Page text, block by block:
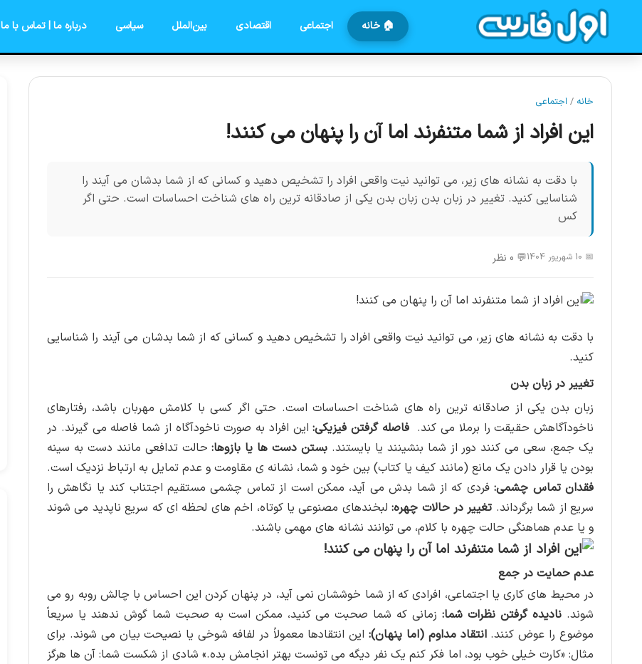
🏠 خانه اجتماعی اقتصادی بین‌الملل سیاسی درباره ما | تماس با ما
خانه / اجتماعی
این افراد از شما متنفرند اما آن را پنهان می کنند!
با دقت به نشانه های زیر، می توانید نیت واقعی افراد را تشخیص دهید و کسانی که از شما بدشان می آیند را
شناسایی کنید. تغییر در زبان بدن زبان بدن یکی از صادقانه ترین راه های شناخت احساسات است. حتی اگر
کس
📅 10 شهریور 1404 💬 0 نظر
با دقت به نشانه های زیر، می توانید نیت واقعی افراد را تشخیص دهید و کسانی که از شما بدشان می آیند را شناسایی
کنید.
تغییر در زبان بدن
زبان بدن یکی از صادقانه ترین راه های شناخت احساسات است. حتی اگر کسی با کلامش مهربان باشد، رفتارهای
ناخودآگاهش حقیقت را برملا می کند. فاصله گرفتن فیزیکی:این افراد به صورت ناخودآگاه از شما فاصله می گیرند. در
یک جمع، سعی می کنند دور از شما بنشینند یا بایستند. بستن دست ها یا بازوها:حالت تدافعی مانند دست به سینه
بودن یا قرار دادن یک مانع (مانند کیف یا کتاب) بین خود و شما، نشانه ی مقاومت و عدم تمایل به ارتباط نزدیک است.
فقدان تماس چشمی:فردی که از شما بدش می آید، ممکن است از تماس چشمی مستقیم اجتناب کند یا نگاهش را
سریع از شما برگرداند.تغییر در حالات چهره:لبخندهای مصنوعی یا کوتاه، اخم های لحظه ای که سریع ناپدید می شوند
و یا عدم هماهنگی حالت چهره با کلام، می توانند نشانه های مهمی باشند.
عدم حمایت در جمع
در محیط های کاری یا اجتماعی، افرادی که از شما خوششان نمی آید، در پنهان کردن این احساس با چالش روبه رو می
شوند. نادیده گرفتن نظرات شما:زمانی که شما صحبت می کنید، ممکن است به صحبت شما گوش ندهند یا سریعاً
موضوع را عوض کنند.انتقاد مداوم (اما پنهان):این انتقادها معمولاً در لفافه شوخی یا نصیحت بیان می شوند. برای
مثال: «کارت خیلی خوب بود، اما فکر کنم یک نفر دیگه می تونست بهتر انجامش بده.» شادی از شکست شما: آن ها هرگز